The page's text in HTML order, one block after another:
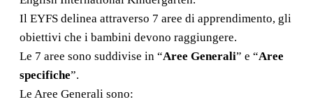
Il EYFS delinea attraverso 7 aree di apprendimento, gli
obiettivi che i bambini devono raggiungere.
Le 7 aree sono suddivise in “Aree Generali” e “Aree
specifiche”.
Le Aree Generali sono: